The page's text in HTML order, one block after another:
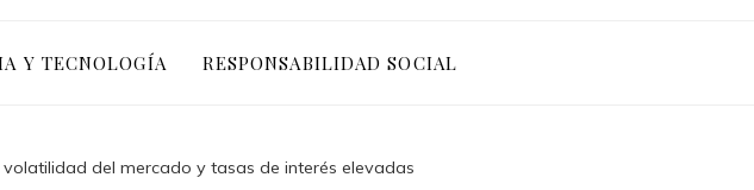
Y TECNOLOGÍA RESPONSABILIDAD SOCIAL
del mercado y tasas de interés elevadas